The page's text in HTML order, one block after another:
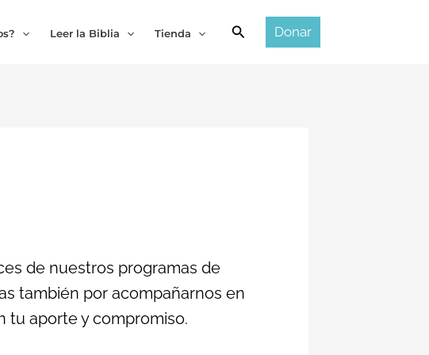
Leer la Biblia Tienda BuscarDonar
de nuestros programas de
también por acompañarnos en
tu aporte y compromiso.